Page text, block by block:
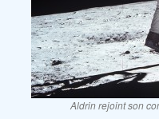
Aldrin rejoint son